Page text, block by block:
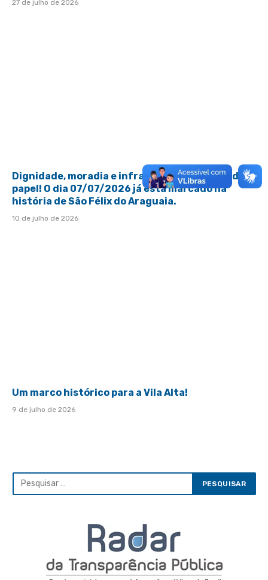
27 de julho de 2026
Dignidade, moradia e infraestrutura saindo do
papel! O dia 07/07/2026 já está marcado na
história de São Félix do Araguaia.
10 de julho de 2026
Um marco histórico para a Vila Alta!
9 de julho de 2026